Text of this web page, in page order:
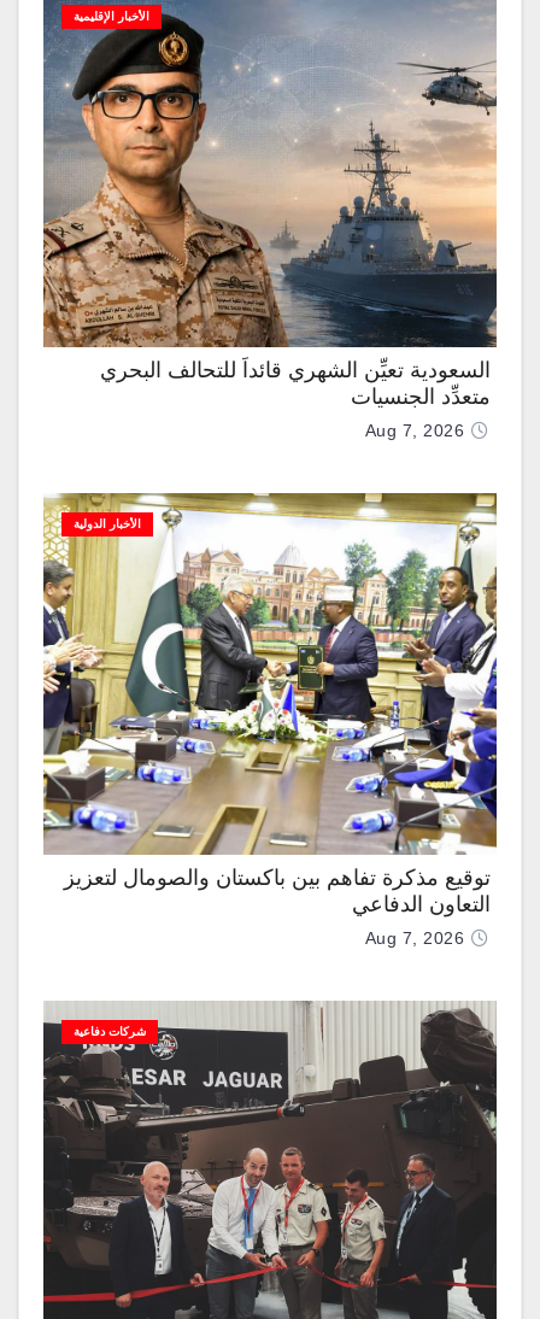
الأخبار الإقليمية
السعودية تعيِّن الشهري قائداً للتحالف البحري
متعدِّد الجنسيات
Aug 7, 2026
الأخبار الدولية
توقيع مذكرة تفاهم بين باكستان والصومال لتعزيز
التعاون الدفاعي
Aug 7, 2026
شركات دفاعية